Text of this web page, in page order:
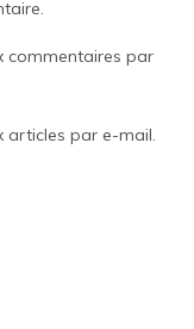
commentaires par
articles par e-mail.